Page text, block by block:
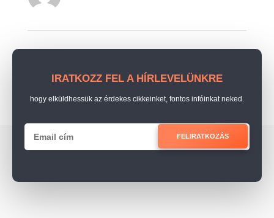
IRATKOZZ FEL A HÍRLEVELÜNKRE
hogy elküldhessük az érdekes cikkeinket, fontos infóinkat neked.
FELIRATKOZÁS